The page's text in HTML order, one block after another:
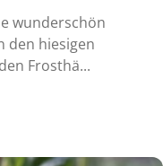
wunderschön
den hiesigen
Frosthä...